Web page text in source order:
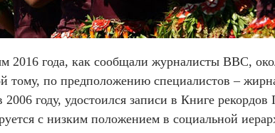
года, как сообщали журналисты BBC,
по предположению специалистов –
году, удостоился записи в Книге
с низким положением в социальной